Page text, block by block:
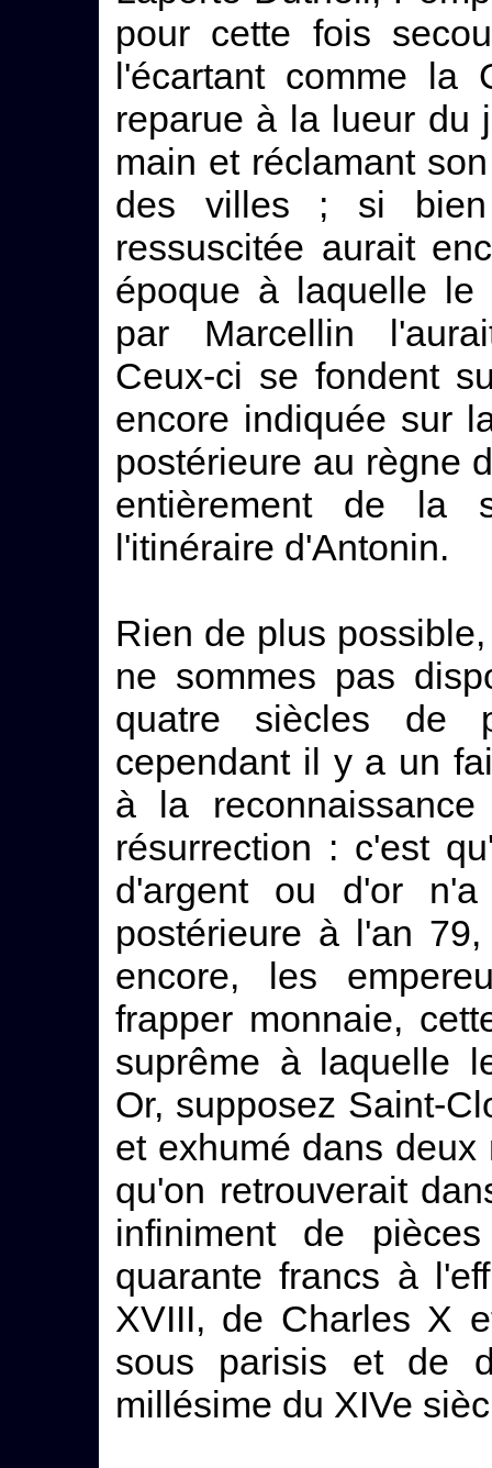
pour cette fois
l'écartant comme la
reparue à la lueur du
main et réclamant
des villes ; si
ressuscitée aurait
époque à laquelle le
par Marcellin
Ceux-ci se fondent
encore indiquée sur
postérieure au règne
entièrement de la
l'itinéraire d'Antonin.
Rien de plus
ne sommes pas
quatre siècles de
cependant il y a un
à la
résurrection : c'est
d'argent ou d'or
postérieure à l'an
encore, les
frapper monnaie,
suprême à laquelle
Or, supposez Saint-
et exhumé dans
qu'on retrouverait
infiniment de
quarante francs à
XVIII, de Charles X
sous parisis et de
millésime du XIVe